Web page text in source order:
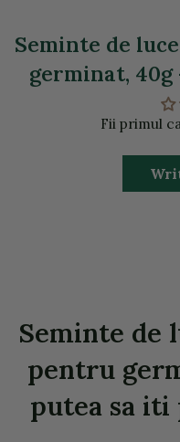
Seminte de
germinat,
Fii primul
Seminte de
pentru
putea sa iti